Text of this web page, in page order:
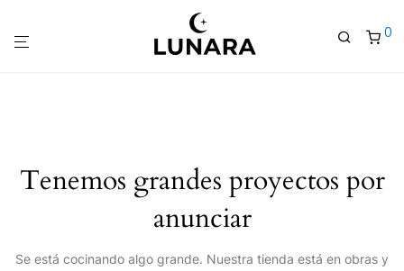
0
Tenemos grandes proyectos por
anunciar
Se está cocinando algo grande. Nuestra tienda está en obras y